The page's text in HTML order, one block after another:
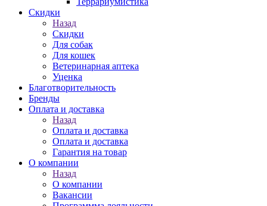
Скидки
Назад
Скидки
Для собак
Для кошек
Ветеринарная аптека
Уценка
Благотворительность
Бренды
Оплата и доставка
Назад
Оплата и доставка
Оплата и доставка
Гарантия на товар
О компании
Назад
О компании
Вакансии